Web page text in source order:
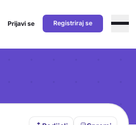
Prijavi se Registriraj se